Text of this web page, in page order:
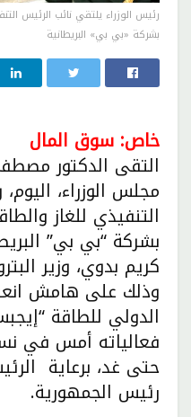
رئيس الوزراء يلتقي نائب الرئيس
بشركة «بي بي» البريطانية
خاص: سوق المال
التقى الدكتور
مجلس الوزراء،
التنفيذي للغاز
بشركة “بي بي”
كريم بدوي، وزير
وذلك على هامش
فعالياته أمس في
حتى غد، برعاية
رئيس الجمهورية.